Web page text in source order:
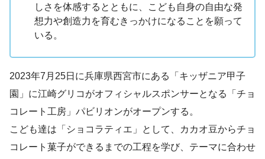
しさを体感するとともに、こども自身の自由な発
想力や創造力を育むきっかけになることを願って
いる。
2023年7月25日に兵庫県西宮市にある「キッザニア甲子
園」に江崎グリコがオフィシャルスポンサーとなる「チョ
コレート工房」パビリオンがオープンする。
こども達は「ショコラティエ」として、カカオ豆からチョ
コレート菓子ができるまでの工程を学び、テーマに合わせ